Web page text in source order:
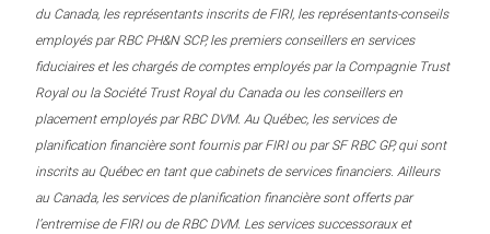
du Canada, les représentants inscrits de FIRI, les représentants-conseils
employés par RBC PH&N SCP, les premiers conseillers en services
fiduciaires et les chargés de comptes employés par la Compagnie Trust
Royal ou la Société Trust Royal du Canada ou les conseillers en
placement employés par RBC DVM. Au Québec, les services de
planification financière sont fournis par FIRI ou par SF RBC GP, qui sont
inscrits au Québec en tant que cabinets de services financiers. Ailleurs
au Canada, les services de planification financière sont offerts par
l’entremise de FIRI ou de RBC DVM. Les services successoraux et